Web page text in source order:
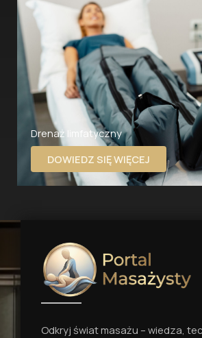
Drenaż limfatyczny
DOWIEDZ SIĘ WIĘCEJ
Odkryj świat masażu – wiedza,